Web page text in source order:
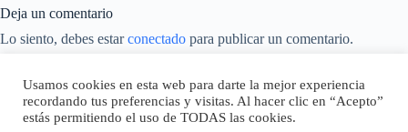
Deja un comentario
Lo siento, debes estarconectado para publicar un comentario.
Este sitio usa Akismet para reducir el spam.Aprende cómo se
procesan los datos de tus comentarios.
Usamos cookies en esta web para darte la mejor experiencia
recordando tus preferencias y visitas. Al hacer clic en “Acepto”
estás permitiendo el uso de TODAS las cookies.